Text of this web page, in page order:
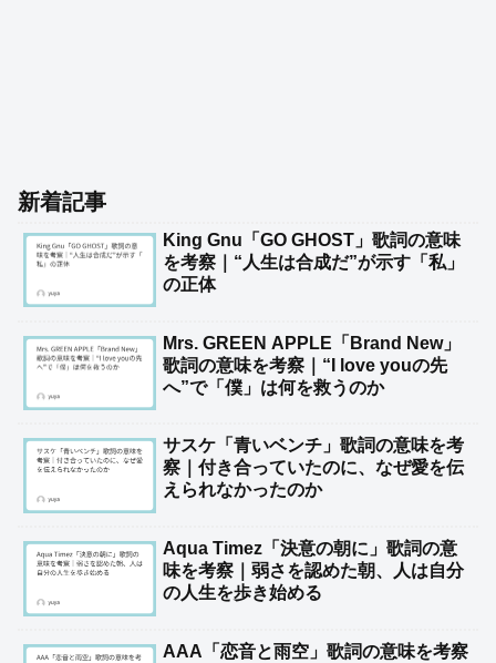
新着記事
King Gnu「GO GHOST」歌詞の意味
を考察｜“人生は合成だ”が示す「私」
の正体
Mrs. GREEN APPLE「Brand New」
歌詞の意味を考察｜“I love youの先
へ”で「僕」は何を救うのか
サスケ「青いベンチ」歌詞の意味を考
察｜付き合っていたのに、なぜ愛を伝
えられなかったのか
Aqua Timez「決意の朝に」歌詞の意
味を考察｜弱さを認めた朝、人は自分
の人生を歩き始める
AAA「恋音と雨空」歌詞の意味を考察